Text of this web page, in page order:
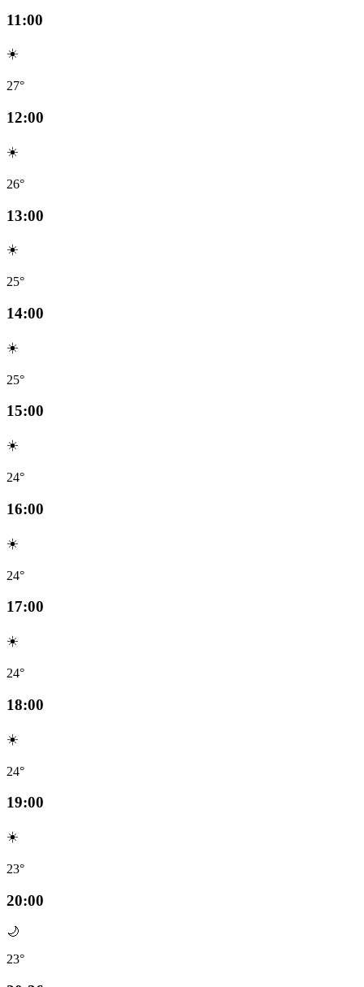
11:00
☀️
27°
12:00
☀️
26°
13:00
☀️
25°
14:00
☀️
25°
15:00
☀️
24°
16:00
☀️
24°
17:00
☀️
24°
18:00
☀️
24°
19:00
☀️
23°
20:00
🌙
23°